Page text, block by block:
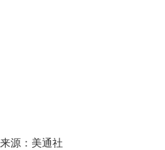
来源：美通社